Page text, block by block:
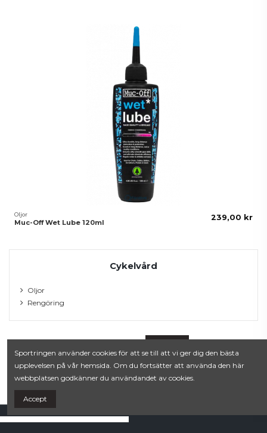
Oljor
Muc-Off Wet Lube 120ml
239,00 kr
Cykelvård
Oljor
Rengöring
Sportringen använder cookies för att se till att vi ger dig den bästa
upplevelsen på vår hemsida. Om du fortsätter att använda den här
webbplatsen godkänner du användandet av cookies.
Accept